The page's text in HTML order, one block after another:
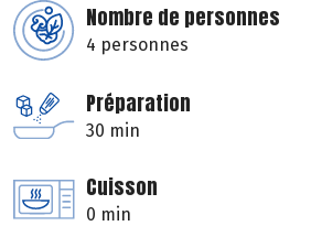
Nombre de personnes
4 personnes
Préparation
30 min
Cuisson
0 min